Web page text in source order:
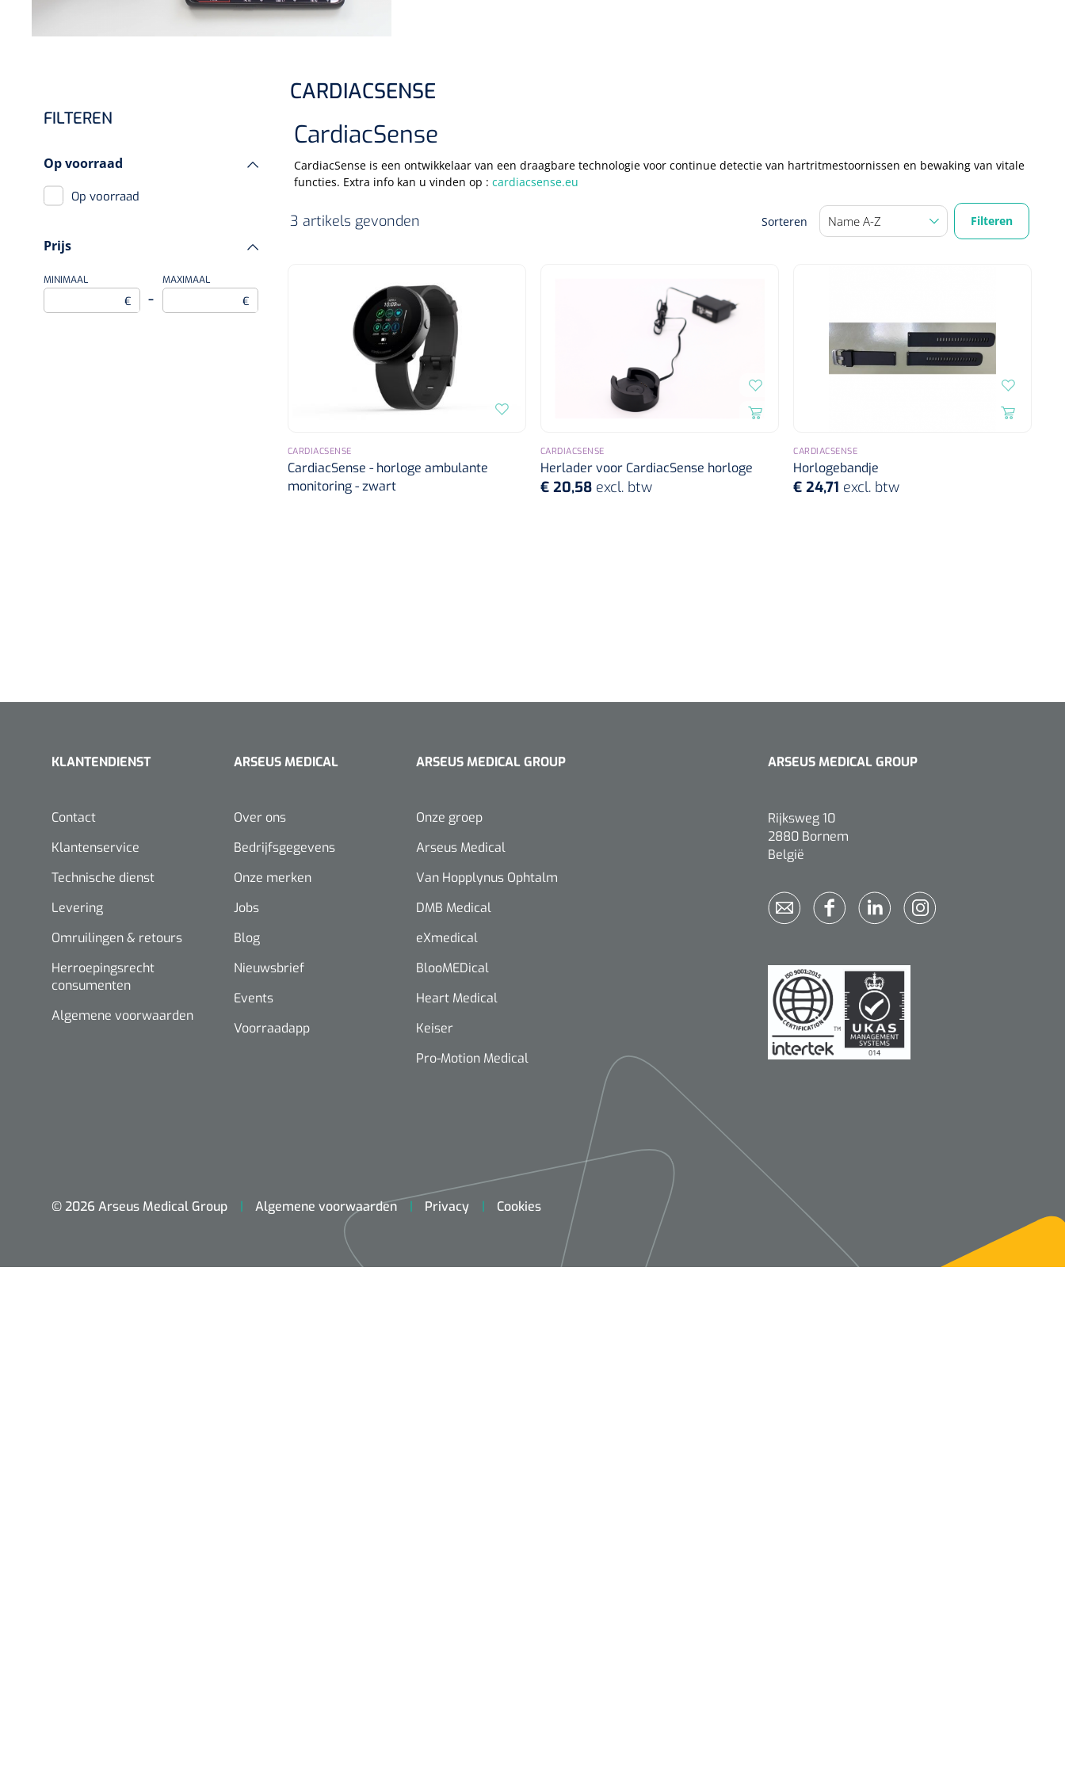
Injectiemateriaal
Monitoring
FILTEREN
Op voorraad
Op voorraad
Prijs
MINIMAAL
€ –
MAXIMAAL
€
CARDIACSENSE
CardiacSense
CardiacSense is een ontwikkelaar van een draagbare technologie voor continue detectie van hartritmestoornissen en bewaking van vitale
functies. Extra info kan u vinden op : cardiacsense.eu
3 artikels gevonden Sorteren Filteren
CARDIACSENSE
CardiacSense - horloge ambulante
monitoring - zwart
CARDIACSENSE
Herlader voor CardiacSense horloge
€ 20,58 excl. btw
CARDIACSENSE
Horlogebandje
€ 24,71 excl. btw
KLANTENDIENST
Contact
Klantenservice
Technische dienst
Levering
Omruilingen & retours
Herroepingsrecht
consumenten
Algemene voorwaarden
ARSEUS MEDICAL
Over ons
Bedrijfsgegevens
Onze merken
Jobs
Blog
Nieuwsbrief
Events
Voorraadapp
ARSEUS MEDICAL GROUP
Onze groep
Arseus Medical
Van Hopplynus Ophtalm
DMB Medical
eXmedical
BlooMEDical
Heart Medical
Keiser
Pro-Motion Medical
ARSEUS MEDICAL GROUP
Rijksweg 10
2880 Bornem
België
© 2026 Arseus Medical Group Algemene voorwaarden Privacy Cookies